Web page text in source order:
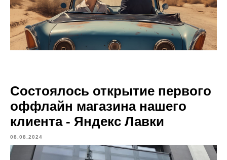
Состоялось открытие первого
оффлайн магазина нашего
клиента - Яндекс Лавки
08.08.2024